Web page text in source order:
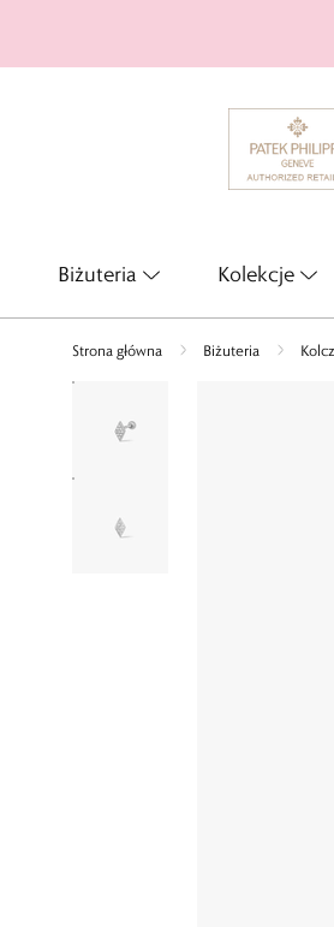
Biżuteria Kolekcje
Strona główna Biżuteria